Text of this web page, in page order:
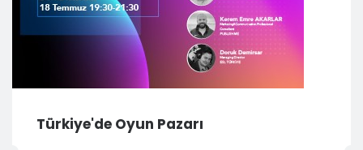
Türkiye'de Oyun Pazarı